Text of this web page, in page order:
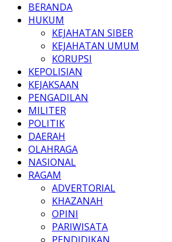
BERANDA
HUKUM
KEJAHATAN SIBER
KEJAHATAN UMUM
KORUPSI
KEPOLISIAN
KEJAKSAAN
PENGADILAN
MILITER
POLITIK
DAERAH
OLAHRAGA
NASIONAL
RAGAM
ADVERTORIAL
KHAZANAH
OPINI
PARIWISATA